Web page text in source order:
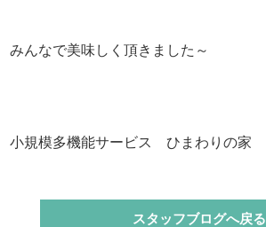
みんなで美味しく頂きました～
小規模多機能サービス ひまわりの家
スタッフブログへ戻る